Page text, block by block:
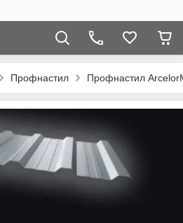
Профнастил Профнастил